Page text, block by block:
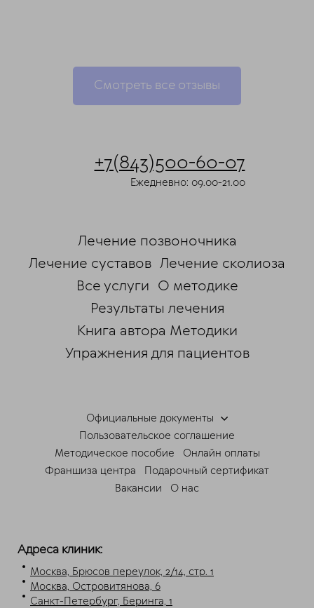
Смотреть все отзывы
+7(843)500-60-07
Ежедневно: 09.00-21.00
Лечение позвоночника
Лечение суставов Лечение сколиоза
Все услуги О методике
Результаты лечения
Книга автора Методики
Упражнения для пациентов
Официальные документы
Пользовательское соглашение
Методическое пособие
Онлайн оплаты
Франшиза центра
Подарочный сертификат
Вакансии
О нас
Адреса клиник:
Москва, Брюсов переулок, 2/14, стр. 1
Москва, Островитянова, 6
Санкт-Петербург, Беринга, 1
Telegram Max